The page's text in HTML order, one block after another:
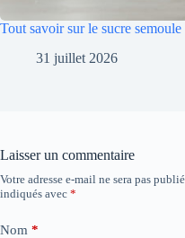
Tout savoir sur le sucre
31 juillet 2026
Laisser un commentaire
Votre adresse e-mail ne sera pas
indiqués avec *
Nom *